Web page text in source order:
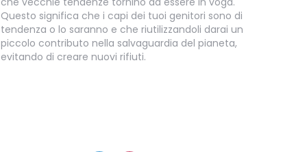
Questo significa che i capi dei tuoi genitori sono di
tendenza o lo saranno e che riutilizzandoli darai un
piccolo contributo nella salvaguardia del pianeta,
evitando di creare nuovi rifiuti.